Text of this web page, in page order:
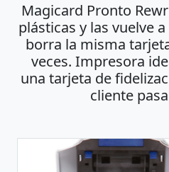
Magicard Pronto
plásticas y las vuelve
borra la misma
veces. Impresora
una tarjeta de
cliente